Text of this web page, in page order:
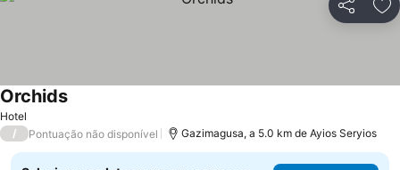
Partilhar
Hotel
Orchids
/ Pontuação não disponível Gazimagusa, a 5.0 km de Ayios Seryios